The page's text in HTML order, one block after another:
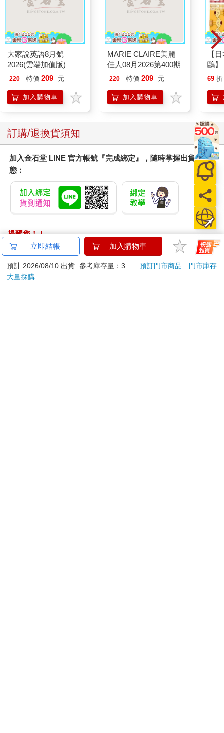
大家說英語8月號
2026(雲端加值版)
220 特價 209 元
加入購物車
MARIE CLAIRE美麗
佳人08月2026第400期
220 特價 209 元
加入購物車
【
鷗
(8款
企鵝
69 折
訂購/退換貨須知
加入金石堂 LINE 官方帳號『完成綁定』，隨時掌握出貨動
態：
提醒您！！
金石堂及銀行均不會請您操作ATM! 如接獲電話要求您前往
ATM提款機，請不要聽從指示，以免受騙上當！
退換貨須知：
立即結帳 加入購物車
預計 2026/08/10 出貨 參考庫存量：3 預訂門市商品
門市庫存
大量採購